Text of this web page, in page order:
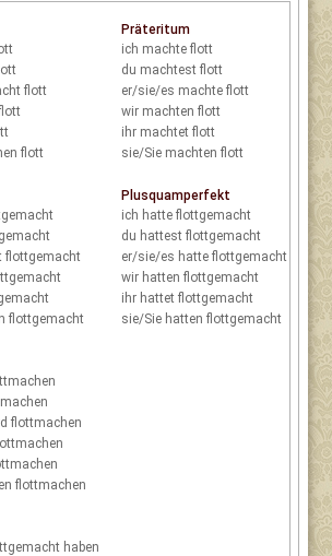
flott
flott
Präteritum
ich machte flott
du machtest flott
er/sie/es machte flott
wir machten flott
ihr machtet flott
sie/Sie machten flott
flottgemacht
flottgemacht
Plusquamperfekt
ich hatte flottgemacht
du hattest flottgemacht
er/sie/es hatte flottgemacht
wir hatten flottgemacht
ihr hattet flottgemacht
sie/Sie hatten flottgemacht
flottmachen
flottmachen
haben